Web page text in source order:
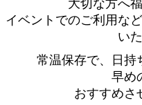
大切な方へ
イベントでのご利用な
い
常温保存で、日持
早め
おすすめさ